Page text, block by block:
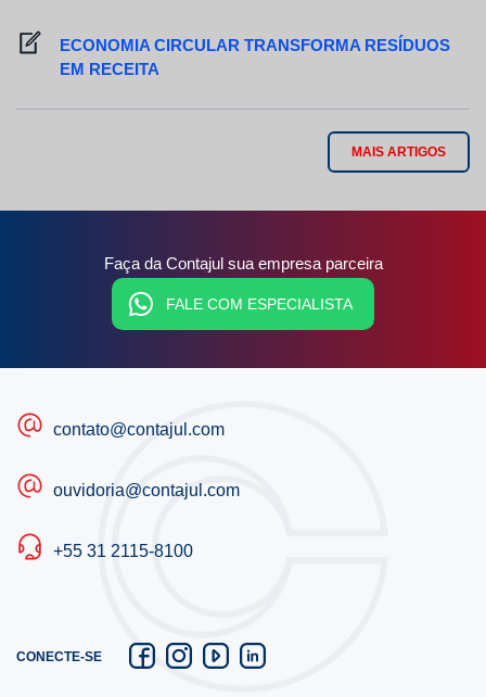
ECONOMIA CIRCULAR TRANSFORMA RESÍDUOS
EM RECEITA
MAIS ARTIGOS
Faça da Contajul sua empresa parceira
FALE COM ESPECIALISTA
contato@contajul.com
ouvidoria@contajul.com
+55 31 2115-8100
CONECTE-SE